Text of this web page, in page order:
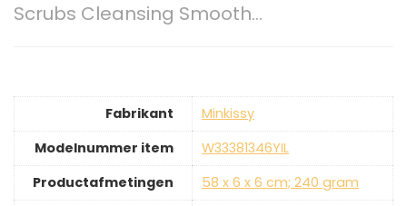
Scrubs Cleansing Smooth…
Fabrikant
‎Minkissy
Modelnummer item
‎W33381346YIL
Productafmetingen
‎58 x 6 x 6 cm; 240 gram